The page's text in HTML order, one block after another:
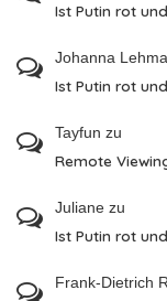
Ist Putin rot
Johanna
Ist Putin rot
Tayfun zu
Remote
Juliane zu
Ist Putin rot
Frank-Dietrich